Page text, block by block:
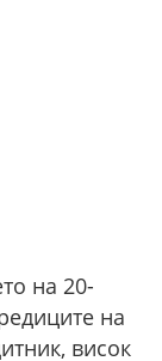
на 20-
на
висок